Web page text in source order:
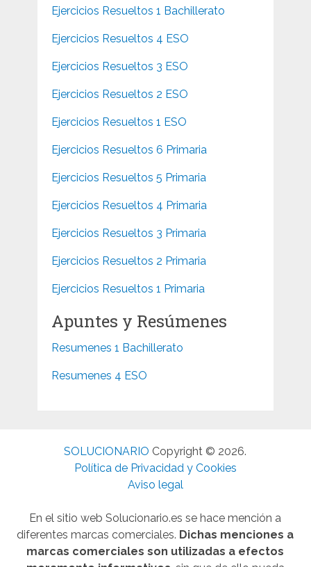
Ejercicios Resueltos 1 Bachillerato
Ejercicios Resueltos 4 ESO
Ejercicios Resueltos 3 ESO
Ejercicios Resueltos 2 ESO
Ejercicios Resueltos 1 ESO
Ejercicios Resueltos 6 Primaria
Ejercicios Resueltos 5 Primaria
Ejercicios Resueltos 4 Primaria
Ejercicios Resueltos 3 Primaria
Ejercicios Resueltos 2 Primaria
Ejercicios Resueltos 1 Primaria
Apuntes y Resúmenes
Resumenes 1 Bachillerato
Resumenes 4 ESO
SOLUCIONARIO Copyright © 2026.
Política de Privacidad y Cookies
Aviso legal
En el sitio web Solucionario.es se hace mención a
diferentes marcas comerciales. Dichas menciones a
marcas comerciales son utilizadas a efectos